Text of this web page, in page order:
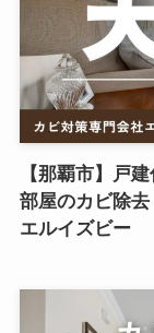
【那覇市】戸
部屋のカビ除
エルイズビー